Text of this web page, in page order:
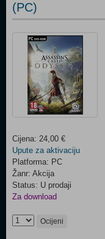
(PC)
Cijena: 24,00 €
Upute za aktivaciju
Platforma: PC
Žanr: Akcija
Status: U prodaji
Za download
Ocijeni